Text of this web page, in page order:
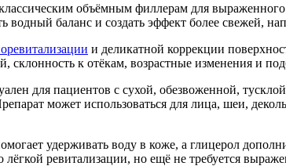
объёмным филлерам для
водный баланс и создать эффект более свежей,
и деликатной коррекции
склонность к отёкам, возрастные изменения и
для пациентов с сухой, обезвоженной,
может использоваться для лица, шеи,
удерживать воду в коже, а глицерол
ревитализации, но ещё не требуется